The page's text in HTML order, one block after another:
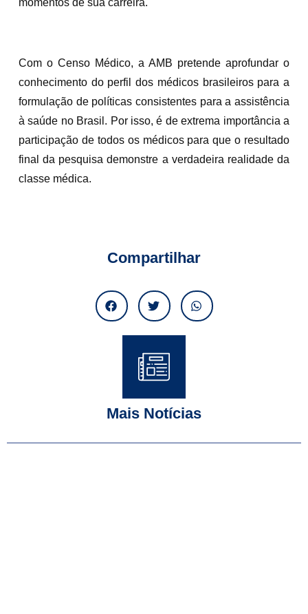
Com o Censo Médico, a AMB pretende aprofundar o
conhecimento do perfil dos médicos brasileiros para a
formulação de políticas consistentes para a assistência
à saúde no Brasil. Por isso, é de extrema importância a
participação de todos os médicos para que o resultado
final da pesquisa demonstre a verdadeira realidade da
classe médica.
Compartilhar
Mais Notícias